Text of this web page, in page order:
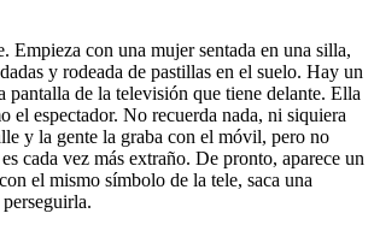
Empieza con una mujer sentada en una silla,
y rodeada de pastillas en el suelo. Hay un
pantalla de la televisión que tiene delante. Ella
el espectador. No recuerda nada, ni siquiera
y la gente la graba con el móvil, pero no
cada vez más extraño. De pronto, aparece un
el mismo símbolo de la tele, saca una